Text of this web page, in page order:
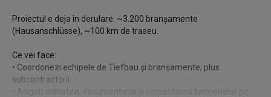
Proiectul e deja în derulare: ~3.200 branșamente
(Hausanschlüsse), ~100 km de traseu.
Ce vei face:
• Coordonezi echipele de Tiefbau și branșamente, plus
subcontractorii
• Asiguri calitatea, documentația și respectarea termenelor pe